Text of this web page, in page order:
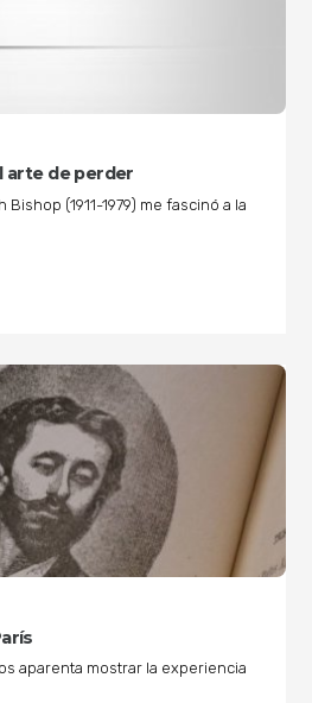
arte de perder
(1911-1979) me fascinó a la
aparenta mostrar la experiencia